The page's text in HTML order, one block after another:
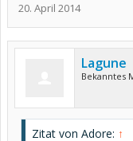
20. April 2014
Lagune
Bekanntes
Zitat von Adore: ↑